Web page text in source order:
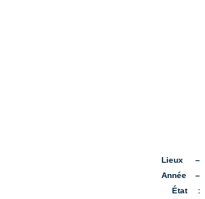
Lieux –
Année –
État :